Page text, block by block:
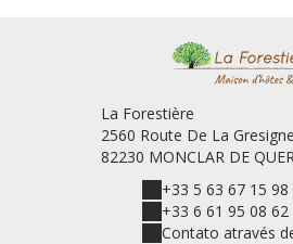
La Forestière
2560 Route De La
82230 MONCLAR DE
+33 5 63 67 15 98
+33 6 61 95 08 62
Contato através